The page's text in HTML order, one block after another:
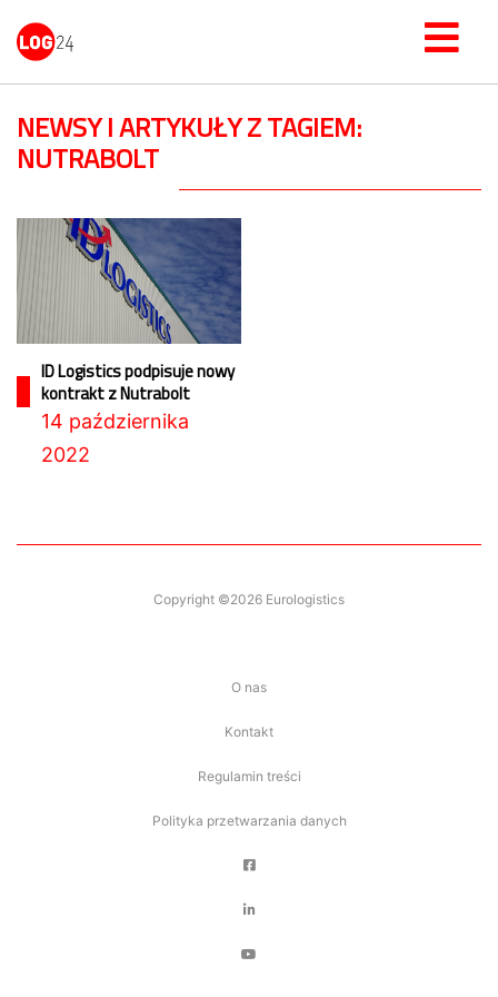
NEWSY I ARTYKUŁY Z TAGIEM:
NUTRABOLT
ID Logistics podpisuje nowy
kontrakt z Nutrabolt
14 października
2022
Copyright ©2026 Eurologistics
O nas
Kontakt
Regulamin treści
Polityka przetwarzania danych